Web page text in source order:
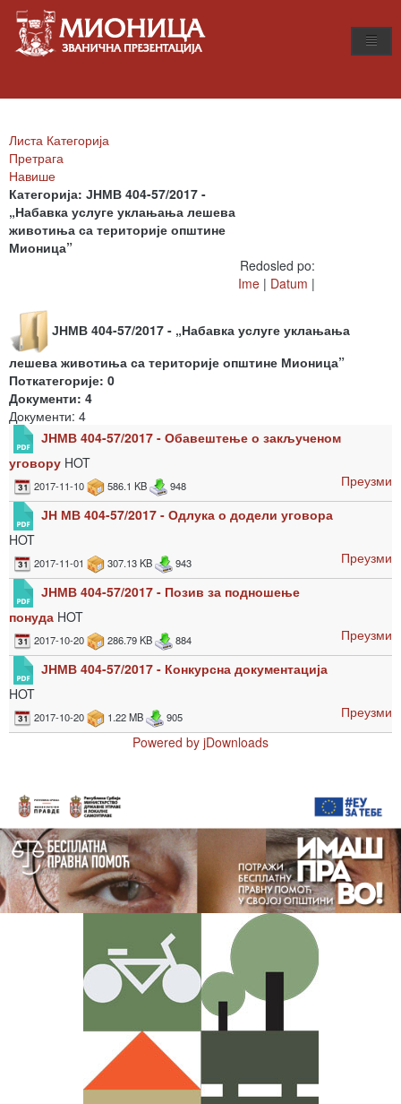
Листа Категорија
Претрага
Навише
Категорија: ЈНМВ 404-57/2017 -
„Набавка услуге уклањања лешева
животиња са територије општине
Мионица”
Redosled po:
Ime | Datum |
ЈНМВ 404-57/2017 - „Набавка услуге уклањања
лешева животиња са територије општине Мионица”
Поткатегорије: 0
Документи: 4
Документи: 4
ЈНМВ 404-57/2017 - Обавештење о закљученом
уговору HOT
2017-11-10 586.1 KB 948
Преузми
ЈН МВ 404-57/2017 - Одлука о додели уговора
HOT
2017-11-01 307.13 KB 943
Преузми
ЈНМВ 404-57/2017 - Позив за подношење
понуда HOT
2017-10-20 286.79 KB 884
Преузми
ЈНМВ 404-57/2017 - Конкурсна документација
HOT
2017-10-20 1.22 MB 905
Преузми
Powered by jDownloads